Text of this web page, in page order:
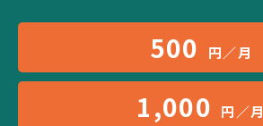
500 円／月
1,000 円／月